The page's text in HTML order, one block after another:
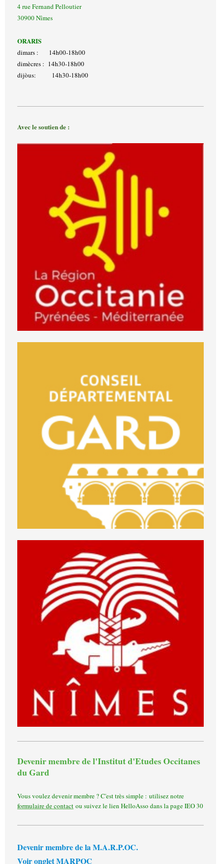
4 rue Fernand Pelloutier
30900 Nîmes
ORARIS
dimars : 14h00-18h00
dimècres : 14h30-18h00
dijòus: 14h30-18h00
Avec le soutien de :
Devenir membre de l'Institut d'Etudes Occitanes
du Gard
Vous voulez devenir membre ? C'est très simple : utilisez notre
formulaire de contact ou suivez le lien HelloAsso dans la page IEO 30
Devenir membre de la M.A.R.P.OC.
Voir onglet MARPOC